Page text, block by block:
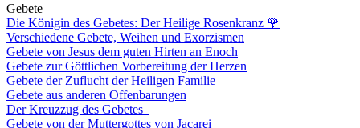
Gebete
Die Königin des Gebetes: Der Heilige Rosenkranz 🌹
Verschiedene Gebete, Weihen und Exorzismen
Gebete von Jesus dem guten Hirten an Enoch
Gebete zur Göttlichen Vorbereitung der Herzen
Gebete der Zuflucht der Heiligen Familie
Gebete aus anderen Offenbarungen
Der Kreuzzug des Gebetes
Gebete von der Muttergottes von Jacarei